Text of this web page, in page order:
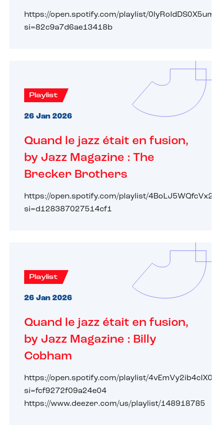
https://open.spotify.com/playlist/
si=82c9a7d6ae13418b
Playlist
26 Jan 2026
Quand le jazz était en fusion,
by Jazz Magazine : The
Brecker Brothers
https://open.spotify.com/playlist/
si=d128387027514cf1
Playlist
26 Jan 2026
Quand le jazz était en fusion,
by Jazz Magazine : Billy
Cobham
https://open.spotify.com/playlist/
si=fcf9272f09a24e04
https://www.deezer.com/us/playlist/148918785